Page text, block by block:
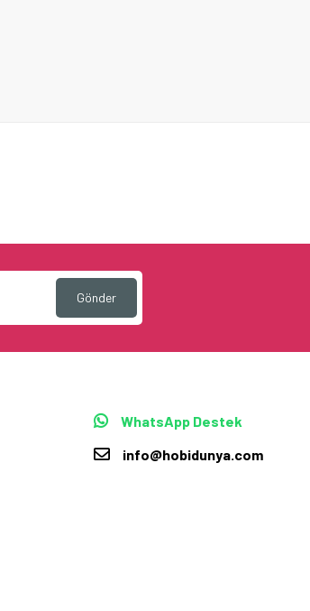
Gönder
WhatsApp Destek
info@hobidunya.com